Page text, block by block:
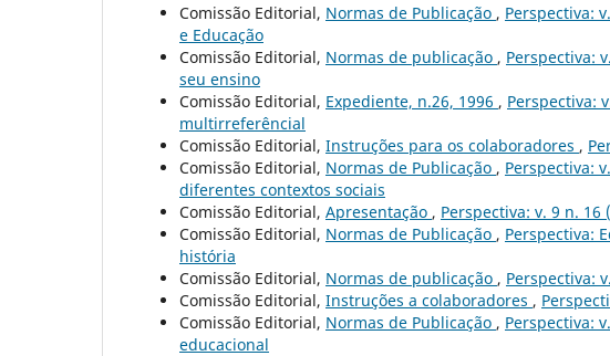
Comissão Editorial, Normas de Publicação , Perspectiva:
e Educação
Comissão Editorial, Normas de publicação , Perspectiva:
seu ensino
Comissão Editorial, Expediente, n.26, 1996 , Perspectiva:
multirreferêncial
Comissão Editorial, Instruções para os colaboradores ,
Comissão Editorial, Normas de Publicação , Perspectiva:
diferentes contextos sociais
Comissão Editorial, Apresentação , Perspectiva: v. 9 n. 16
Comissão Editorial, Normas de Publicação , Perspectiva:
história
Comissão Editorial, Normas de publicação , Perspectiva:
Comissão Editorial, Instruções a colaboradores ,
Comissão Editorial, Normas de Publicação , Perspectiva:
educacional